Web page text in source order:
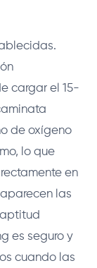
cargar el 15-
de oxígeno
lo que
en
las
es seguro y
cuando las